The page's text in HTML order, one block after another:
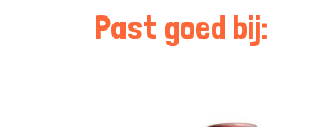
Past goed bij: